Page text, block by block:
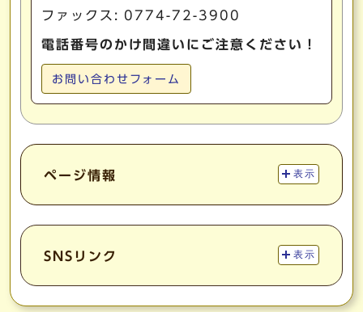
ファックス: 0774-72-3900
電話番号のかけ間違いにご注意ください！
お問い合わせフォーム
ページ情報 表示
SNSリンク 表示